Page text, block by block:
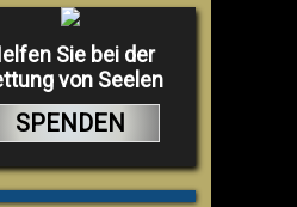
Sie bei der
von Seelen
SPENDEN